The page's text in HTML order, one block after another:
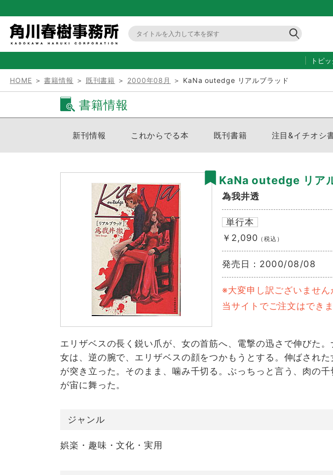
トピ
HOME ＞書籍情報 ＞ 既刊書籍 ＞ 2000年08月 ＞ KaNa outedge リアルブラッド
書籍情報
新刊情報 これからでる本 既刊書籍 注目&イチオシ
KaNa outedge リア
為我井透
単行本
￥2,090 （税込）
発売日： 2000/08/08
※大変申し訳ございませ
当サイトでご注文はできま
エリザベスの長く鋭い爪が、女の首筋へ、電撃の迅さで伸びた
女は、逆の腕で、エリザベスの顔をつかもうとする。伸ばされ
が突き立った。そのまま、噛み千切る。ぶっちっと言う、肉の
が宙に舞った。
ジャンル
娯楽・趣味・文化・実用